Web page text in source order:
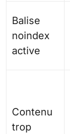
Balise
noindex
active
Contenu
trop